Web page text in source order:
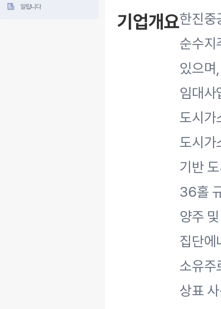
알립니다
기업개요한진중
순수지
있으며
임대사
도시가
도시가
기반
36홀
양주
집단에
소유주
상표